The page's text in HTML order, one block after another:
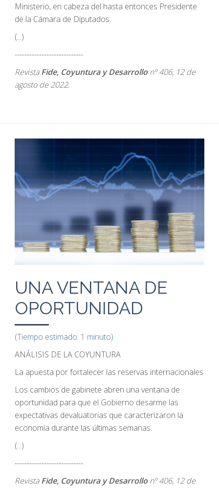
Ministerio, en cabeza del hasta entonces Presidente
de la Cámara de Diputados.
(...)
----------------------------
RevistaFide, Coyuntura y Desarrollonº 406, 12 de
agosto de 2022.
UNA VENTANA DE
OPORTUNIDAD
(Tiempo estimado: 1 minuto)
ANÁLISIS DE LA COYUNTURA
La apuesta por fortalecer las reservas internacionales
Los cambios de gabinete abren una ventana de
oportunidad para que el Gobierno desarme las
expectativas devaluatorias que caracterizaron la
economía durante las últimas semanas.
(...)
----------------------------
RevistaFide, Coyuntura y Desarrollonº 406, 12 de